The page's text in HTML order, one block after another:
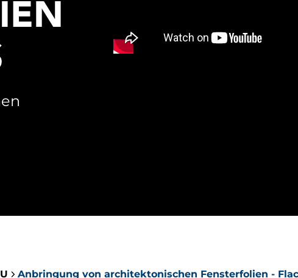
Anbringung von architektonischen Fensterfolien -